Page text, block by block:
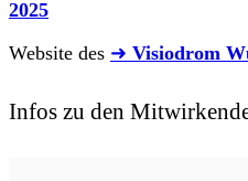
2025
Website des ➜ Visiodrom
Infos zu den